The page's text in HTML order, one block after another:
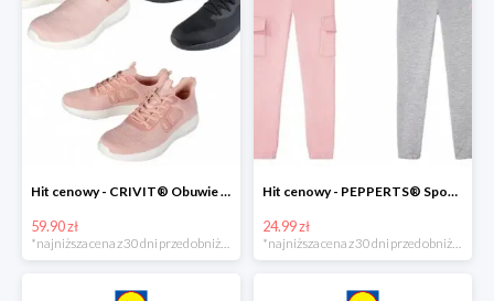
Hit cenowy - CRIVIT® Obuwie dziewczęce sportowe i na co dzień, 1 para
59.90 zł
Hit cenowy - PEPPERTS® Spodnie dresowe dziewczęce, 1 para
24.99 zł